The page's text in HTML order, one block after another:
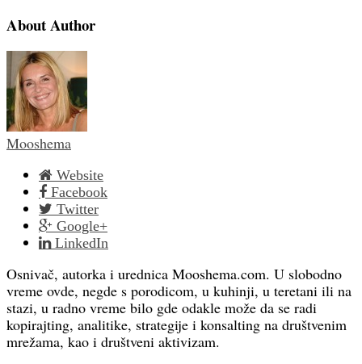
About Author
Mooshema
Website
Facebook
Twitter
Google+
LinkedIn
Osnivač, autorka i urednica Mooshema.com. U slobodno
vreme ovde, negde s porodicom, u kuhinji, u teretani ili na
stazi, u radno vreme bilo gde odakle može da se radi
kopirajting, analitike, strategije i konsalting na društvenim
mrežama, kao i društveni aktivizam.